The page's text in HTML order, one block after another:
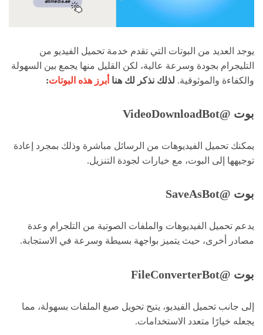
يوجد العديد من البوتات التي تقدم خدمة تحميل الفيديو من
التليجرام بجودة وسرعة عالية، لكن القليل منها يجمع بين السهولة
والكفاءة والموثوقية. لذلك نذكر لك هنا أبرز هذه البوتات:
بوت @VideoDownloadBot
يمكنك تحميل الفيديوهات من الرسائل مباشرة وذلك بمجرد إعادة
توجيهها إلى البوت، مع خيارات لجودة التنزيل.
بوت @SaveAsBot
يدعم تحميل الفيديوهات والملفات الصوتية من التلجرام وعدة
مصادر أخرى، حيث يتميز بواجهة بسيطة وسرعة في الاستجابة.
بوت @FileConverterBot
إلى جانب تحميل الفيديو، يتيح تحويل صيغ الملفات بسهولة، مما
يجعله خيارًا متعدد الاستخدامات.